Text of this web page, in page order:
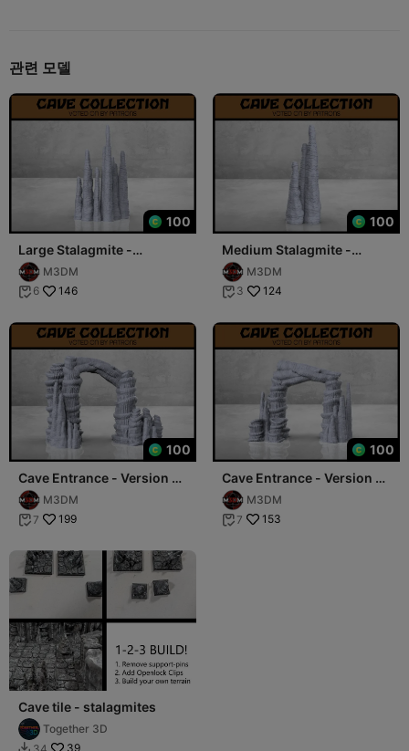
관련 모델
100
Large Stalagmite -
Tabletop Scatter Terrain
M3DM
 6 146
100
Medium Stalagmite -
Tabletop Scatter Terrain
M3DM
 3 124
100
Cave Entrance - Version 2
- Tabletop Scatter Terrain
M3DM
 7 199
100
Cave Entrance - Version 1 -
Tabletop Scatter Terrain
M3DM
 7 153
Cave tile - stalagmites
Together 3D
 39